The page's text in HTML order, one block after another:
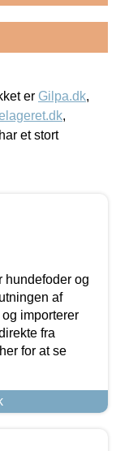
er Gilpa.dk,
,
et stort
hundefoder og
af
importerer
fra
for at se